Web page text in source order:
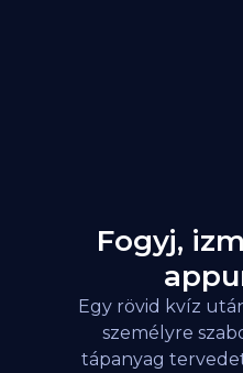
Fogyj,
Egy rövid kvíz
személyre
tápanyag